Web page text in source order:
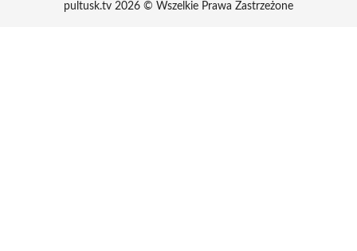
pultusk.tv 2026 © Wszelkie Prawa Zastrzeżone